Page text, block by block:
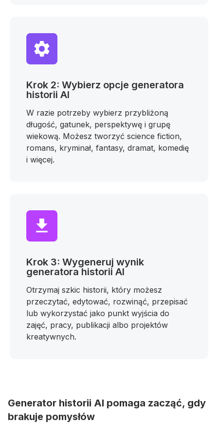
Krok 2: Wybierz opcje generatora
historii AI
W razie potrzeby wybierz przybliżoną
długość, gatunek, perspektywę i grupę
wiekową. Możesz tworzyć science fiction,
romans, kryminał, fantasy, dramat, komedię
i więcej.
Krok 3: Wygeneruj wynik
generatora historii AI
Otrzymaj szkic historii, który możesz
przeczytać, edytować, rozwinąć, przepisać
lub wykorzystać jako punkt wyjścia do
zajęć, pracy, publikacji albo projektów
kreatywnych.
Generator historii AI pomaga zacząć, gdy
brakuje pomysłów